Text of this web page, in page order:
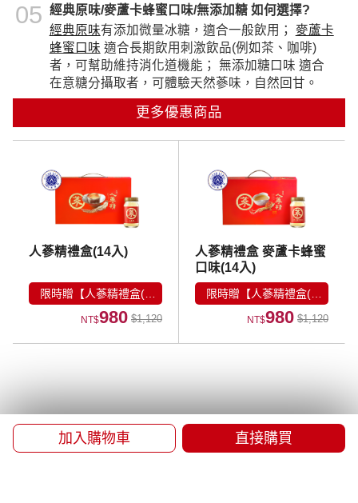
05 經典原味/麥蘆卡蜂蜜口味/無添加糖 如何選擇?
經典原味有添加微量冰糖，適合一般飲用； 麥蘆卡
蜂蜜口味 適合長期飲用刺激飲品(例如茶、咖啡)
者，可幫助維持消化道機能； 無添加糖口味 適合
在意糖分攝取者，可體驗天然蔘味，自然回甘。
更多優惠商品
人蔘精禮盒(14入)
限時贈【人蔘精禮盒(7
入)】
NT$980 $1,120
人蔘精禮盒 麥蘆卡蜂蜜
口味(14入)
限時贈【人蔘精禮盒(7
入)】
NT$980 $1,120
加入購物車 直接購買
品牌故事 門市資訊 常見問題 海外配送
會員權益